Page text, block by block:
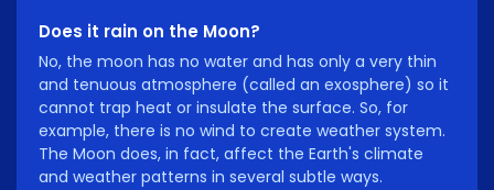
Does it rain on the Moon?
No, the moon has no water and has only a very thin
and tenuous atmosphere (called an exosphere) so it
cannot trap heat or insulate the surface. So, for
example, there is no wind to create weather system.
The Moon does, in fact, affect the Earth's climate
and weather patterns in several subtle ways.